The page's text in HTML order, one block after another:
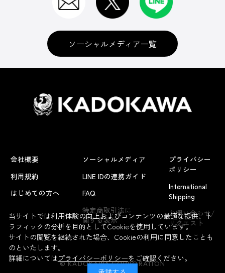
よくあるお問い合わせ
ソーシャルメディア一覧
会社概要
利用規約
はじめての方へ
ソーシャルメディア
LINE IDの連携ガイド
FAQ
特定商取引法に
関する表示
プライバシー
ポリシー
International
Shipping
お問い合わせ/
リクエスト
© KADOKAWA CORPORATION
当サイトでは利用体験の向上およびコンテンツの最適な提供、ト
ラフィックの分析を目的としてCookieを使用しています。
サイトの閲覧を継続された場合、Cookieの利用に同意したことも
のといたします。
詳細についてはプライバシーポリシーをご確認ください。